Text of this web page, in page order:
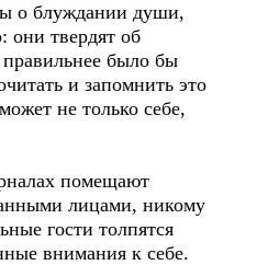
о блуждании души,
они твердят об
правильнее было бы
и запомнить это
не только себе,
помещают
лицами, никому
гости толпятся
внимания к себе.